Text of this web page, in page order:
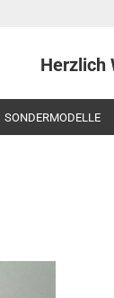
Herzlich
SONDERMODELLE